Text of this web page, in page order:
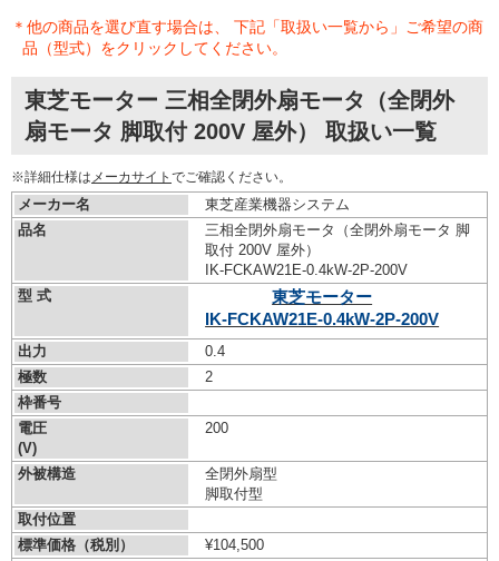
＊他の商品を選び直す場合は、 下記「取扱い一覧から」ご希望の商
品（型式）をクリックしてください。
東芝モーター 三相全閉外扇モータ（全閉外
扇モータ 脚取付 200V 屋外） 取扱い一覧
※詳細仕様は メーカサイト でご確認ください。
メーカー名
東芝産業機器システム
品名
三相全閉外扇モータ（全閉外扇モータ 脚
取付 200V 屋外）
IK-FCKAW21E-0.4kW-2P-200V
型 式
東芝モーター
IK-FCKAW21E-0.4kW-2P-200V
出力
0.4
極数
2
枠番号
電圧
(V)
200
外被構造
全閉外扇型
脚取付型
取付位置
標準価格（税別）
¥104,500